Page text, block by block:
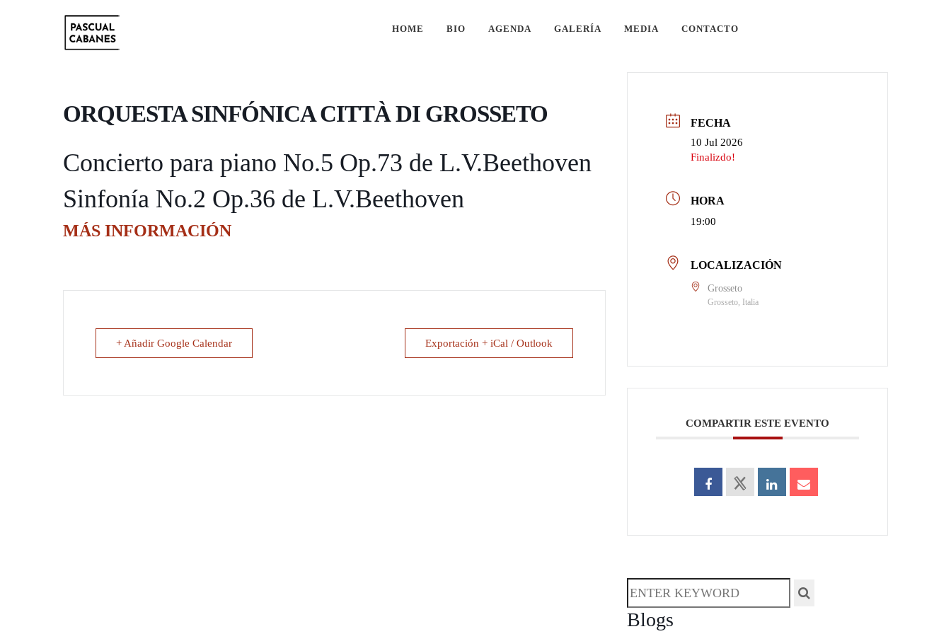
HOME BIO AGENDA GALERÍA MEDIA CONTACTO
ORQUESTA SINFÓNICA CITTÀ DI GROSSETO
Concierto para piano No.5 Op.73 de L.V.Beethoven
Sinfonía No.2 Op.36 de L.V.Beethoven
MÁS INFORMACIÓN
+ Añadir Google Calendar Exportación + iCal / Outlook
FECHA
10 Jul 2026
Finalizdo!
HORA
19:00
LOCALIZACIÓN
Grosseto
Grosseto, Italia
COMPARTIR ESTE EVENTO
Blogs